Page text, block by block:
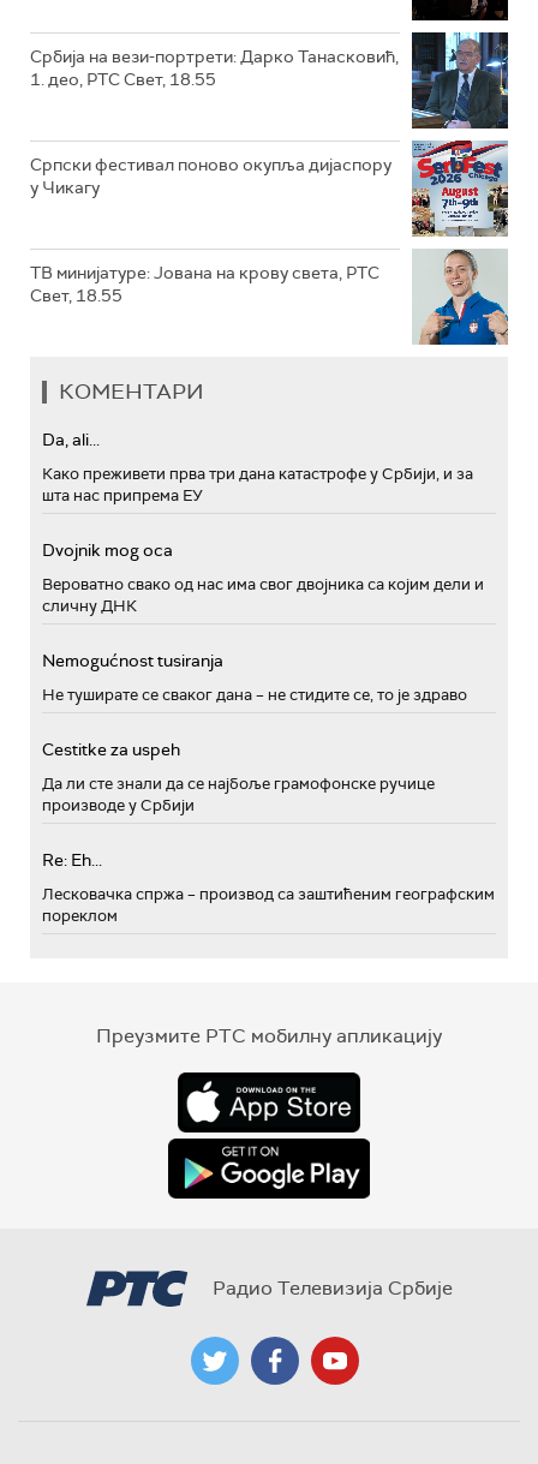
Србија на вези-портрети: Дарко Танасковић,
1. део, РТС Свет, 18.55
Српски фестивал поново окупља дијаспору
у Чикагу
ТВ минијатуре: Јована на крову света, РТС
Свет, 18.55
КОМЕНТАРИ
Da, ali...
Како преживети прва три дана катастрофе у Србији, и за
шта нас припрема ЕУ
Dvojnik mog oca
Вероватно свако од нас има свог двојника са којим дели и
сличну ДНК
Nemogućnost tusiranja
Не туширате се сваког дана – не стидите се, то је здраво
Cestitke za uspeh
Да ли сте знали да се најбоље грамофонске ручице
производе у Србији
Re: Eh...
Лесковачка спржа – производ са заштићеним географским
пореклом
Преузмите РТС мобилну апликацију
Радио Телевизија Србије